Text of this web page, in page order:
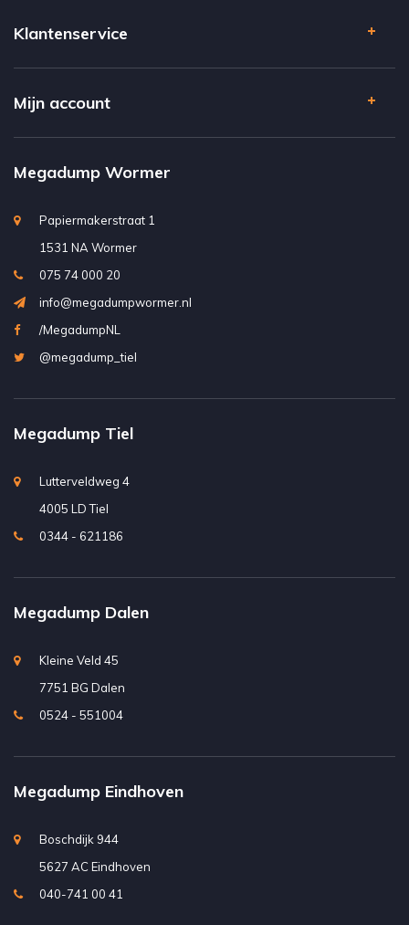
Klantenservice
Mijn account
Megadump Wormer
Papiermakerstraat 1
1531 NA Wormer
075 74 000 20
info@megadumpwormer.nl
/MegadumpNL
@megadump_tiel
Megadump Tiel
Lutterveldweg 4
4005 LD Tiel
0344 - 621186
Megadump Dalen
Kleine Veld 45
7751 BG Dalen
0524 - 551004
Megadump Eindhoven
Boschdijk 944
5627 AC Eindhoven
040-741 00 41